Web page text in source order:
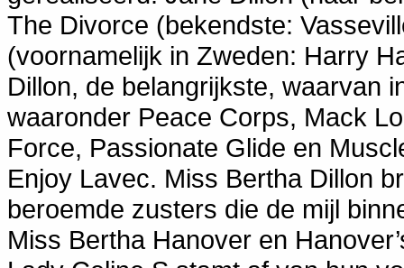
The Divorce (bekendste:
(voornamelijk in Zweden: Harry
Dillon, de belangrijkste, waarvan
waaronder Peace Corps, Mack
Force, Passionate Glide en
Enjoy Lavec. Miss Bertha Dillon
beroemde zusters die de mijl
Miss Bertha Hanover en